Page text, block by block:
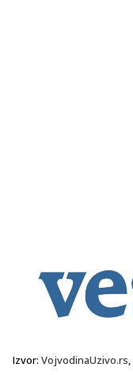
Izvor: VojvodinaUzivo.rs,